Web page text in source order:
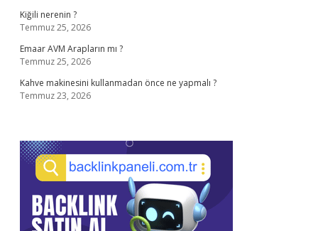
Kiğili nerenin ?
Temmuz 25, 2026
Emaar AVM Arapların mı ?
Temmuz 25, 2026
Kahve makinesini kullanmadan önce ne yapmalı ?
Temmuz 23, 2026